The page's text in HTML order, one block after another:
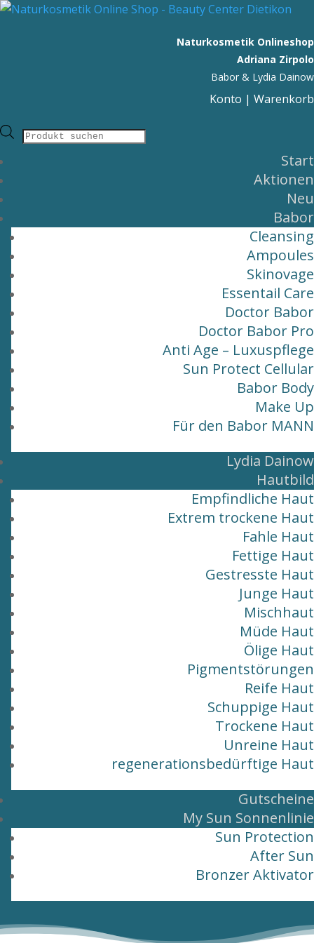
Naturkosmetik Onlineshop
Adriana Zirpolo
Babor & Lydia Dainow
Konto | Warenkorb
Products
Start
Aktionen
Neu
Babor
Cleansing
Ampoules
Skinovage
Essentail Care
Doctor Babor
Doctor Babor Pro
Anti Age – Luxuspflege
Sun Protect Cellular
Babor Body
Make Up
Für den Babor MANN
Lydia Dainow
Hautbild
Empfindliche Haut
Extrem trockene Haut
Fahle Haut
Fettige Haut
Gestresste Haut
Junge Haut
Mischhaut
Müde Haut
Ölige Haut
Pigmentstörungen
Reife Haut
Schuppige Haut
Trockene Haut
Unreine Haut
regenerationsbedürftige Haut
Gutscheine
My Sun Sonnenlinie
Sun Protection
After Sun
Bronzer Aktivator